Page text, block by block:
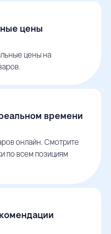
цены
цены на
времени
онлайн. Смотрите
по всем позициям